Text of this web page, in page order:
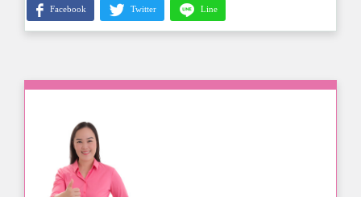
Facebook Twitter Line